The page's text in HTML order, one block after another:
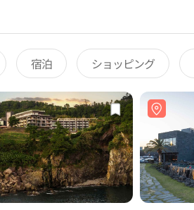
宿泊 ショッピング